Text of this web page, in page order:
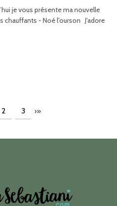
je vous présente ma nouvelle
chauffants - Noé l'ourson J'adore
2 3 ›»